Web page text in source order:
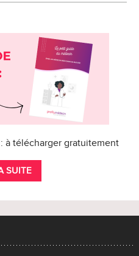
à télécharger gratuitement
SUITE